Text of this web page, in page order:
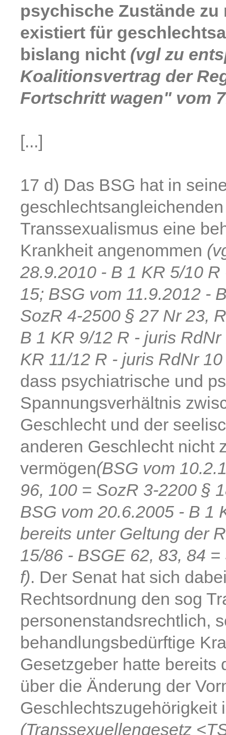
psychische Zustände
existiert für
bislang nicht (vgl zu
Koalitionsvertrag der
Fortschritt wagen" vom
[...]
17 d) Das BSG hat in
Transsexualismus eine
Krankheit angenommen
28.9.2010 - B 1 KR 5/10
15; BSG vom 11.9.2012 -
SozR 4-2500 § 27 Nr 23,
B 1 KR 9/12 R - juris
KR 11/12 R - juris RdNr 10
dass psychiatrische und
Spannungsverhältnis
Geschlecht und der
anderen Geschlecht nicht
vermögen(BSG vom
96, 100 = SozR 3-2200 §
BSG vom 20.6.2005 - B 1
bereits unter Geltung der
15/86 - BSGE 62, 83, 84
f). Der Senat hat sich
Rechtsordnung den sog
personenstandsrechtlich,
behandlungsbedürftige
Gesetzgeber hatte bereits
über die Änderung der
Geschlechtszugehörigkeit
(Transsexuellengesetz